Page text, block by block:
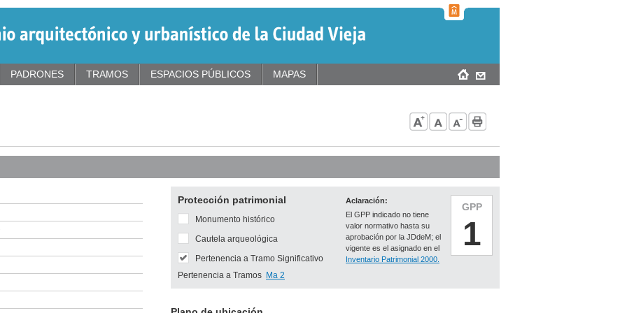
Protección patrimonial
GPP
1
Aclaración:
El GPP indicado no tiene
valor normativo hasta su
aprobación por la JDdeM; el
vigente es el asignado en el
Inventario Patrimonial 2000.
Monumento histórico
Cautela arqueológica
Pertenencia a Tramo Significativo
Pertenencia a Tramos Ma 2
PADRONES TRAMOS ESPACIOS PÚBLICOS MAPAS